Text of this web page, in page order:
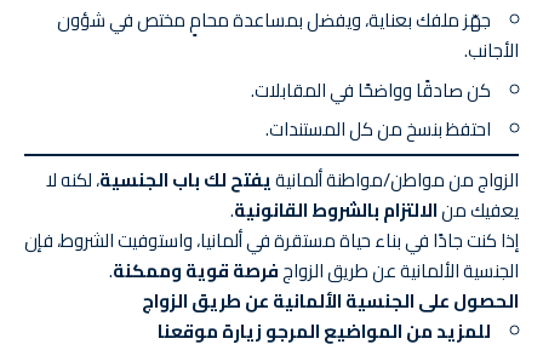
جهّز ملفك بعناية، ويفضل بمساعدة محامٍ مختص في شؤون
الأجانب.
كن صادقًا وواضحًا في المقابلات.
احتفظ بنسخ من كل المستندات.
الزواج من مواطن/مواطنة ألمانيةيفتح لك باب الجنسية، لكنه لا
يعفيك منالالتزام بالشروط القانونية.
إذا كنت جادًا في بناء حياة مستقرة في ألمانيا، واستوفيت الشروط، فإن
الجنسية الألمانية عن طريق الزواجفرصة قوية وممكنة.
الحصول على الجنسية الألمانية عن طريق الزواج
للمزيد من المواضيع المرجوزيارة موقعنا